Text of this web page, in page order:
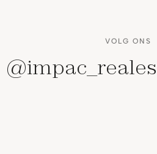
VOLG ONS